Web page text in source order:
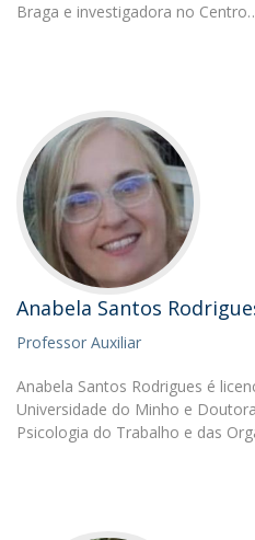
Braga e investigadora no
Anabela Santos
Professor Auxiliar
Anabela Santos Rodrigues é
Universidade do Minho e
Psicologia do Trabalho e das